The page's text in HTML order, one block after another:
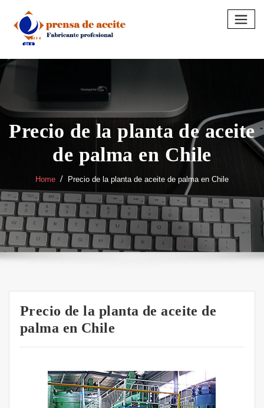
content
Precio de la planta de aceite
de palma en Chile
Home Precio de la planta de aceite de palma en Chile
Precio de la planta de aceite de
palma en Chile